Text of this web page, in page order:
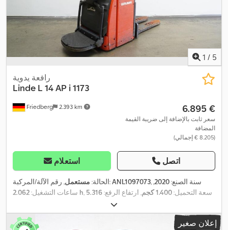
1 / 5
Friedberg 2.393 km
رافعة يدوية
Linde L 14 AP i 1173
‏6.895 €
سعر ثابت بالإضافة إلى ضريبة القيمة
المضافة
(‏8.205 € إجمالي)
استعلام اتصل
الحالة: مستعمل , رقم الآلة/المركبة:ANL1097073 , سنة الصنع:2020
,
ساعات التشغيل: 2.062 h , سعة التحميل:1.400 كجم , ارتفاع الرفع:5.316
, مركز تحميل الحمولة:
(تريبيليكس), سعة البطارية:375 آه , جهد البطارية: 24 V, عرض إطار
الشوكة:
1.538 كجم
,
إعلان صغير